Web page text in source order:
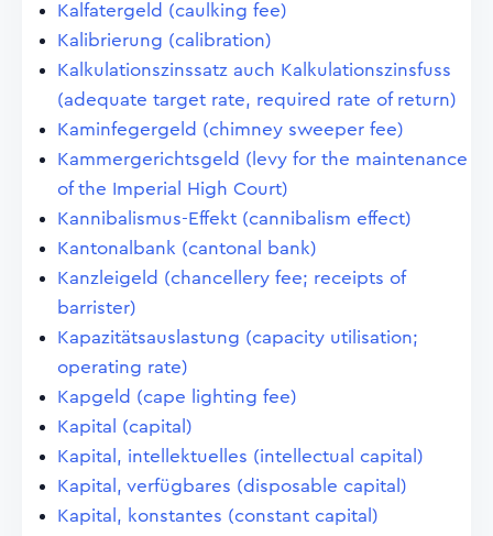
Kalfatergeld (caulking fee)
Kalibrierung (calibration)
Kalkulationszinssatz auch Kalkulationszinsfuss
(adequate target rate, required rate of return)
Kaminfegergeld (chimney sweeper fee)
Kammergerichtsgeld (levy for the maintenance
of the Imperial High Court)
Kannibalismus-Effekt (cannibalism effect)
Kantonalbank (cantonal bank)
Kanzleigeld (chancellery fee; receipts of
barrister)
Kapazitätsauslastung (capacity utilisation;
operating rate)
Kapgeld (cape lighting fee)
Kapital (capital)
Kapital, intellektuelles (intellectual capital)
Kapital, verfügbares (disposable capital)
Kapital, konstantes (constant capital)